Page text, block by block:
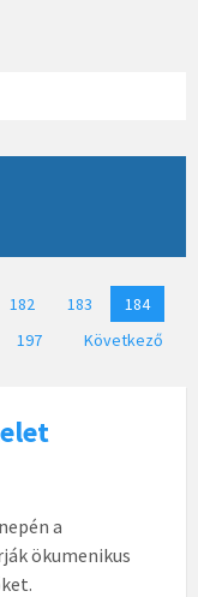
182 183
184
197 Következő
a
ökumenikus